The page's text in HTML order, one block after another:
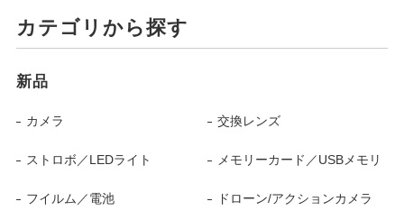
カテゴリから探す
新品
カメラ 交換レンズ
ストロボ／LEDライト メモリーカード／USBメモリ
フイルム／電池 ドローン/アクションカメラ